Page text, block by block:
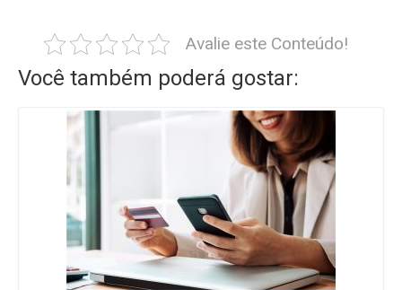
Avalie este Conteúdo!
Você também poderá gostar: